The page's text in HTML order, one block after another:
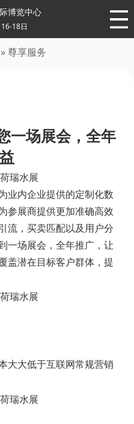
博览中心
18日
» 尊享服务
一场展会，全年
业内企业提供的定制化数
参展商提供更加准确高效
流，买卖匹配以及用户分
一场展会，全年推广，让
盖潜在目标客户群体，提
大大低于互联网常规营销